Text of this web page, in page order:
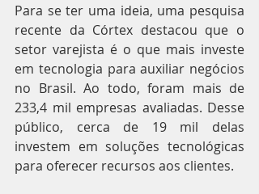
Para se ter uma ideia, uma pesquisa
recente da Córtex destacou que o
setor varejista é o que mais investe
em tecnologia para auxiliar negócios
no Brasil. Ao todo, foram mais de
233,4 mil empresas avaliadas. Desse
público, cerca de 19 mil delas
investem em soluções tecnológicas
para oferecer recursos aos clientes.